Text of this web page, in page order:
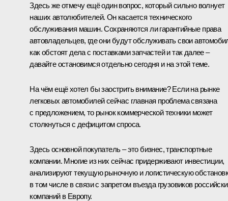
Здесь же отмечу ещё один вопрос, который сильно волнует
наших автолюбителей. Он касается технического
обслуживания машин. Сохраняются ли гарантийные права
автовладельцев, где они будут обслуживать свои
как обстоят дела с поставками запчастей и так далее –
давайте остановимся отдельно сегодня и на этой теме.
На чём ещё хотел бы заострить внимание? Если на рынке
легковых автомобилей сейчас главная проблема связана
с предложением, то рынок коммерческой техники может
столкнуться с дефицитом спроса.
Здесь основной покупатель – это бизнес, транспортные
компании. Многие из них сейчас придерживают инвестиции,
анализируют текущую рыночную и логистическую
в том числе в связи с запретом въезда грузовиков
компаний в Европу.